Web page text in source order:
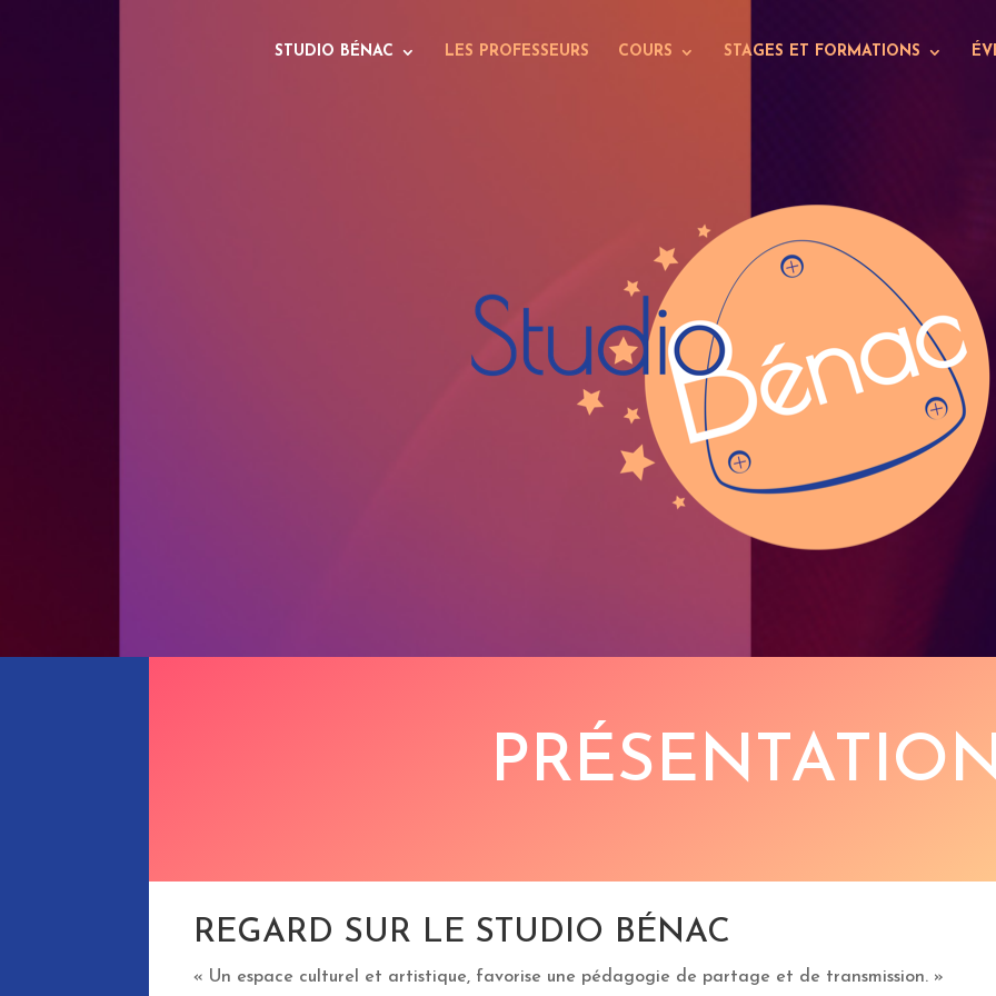
STUDIO BÉNAC LES PROFESSEURS COURS STAGES ET FORMATIONS
REGARD SUR LE STUDIO BÉNAC
« Un espace culturel et artistique, favorise une pédagogie de partage et de transmission. »